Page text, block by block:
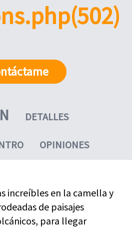
DETALLES
OPINIONES
increíbles en la camella y
de paisajes
para llegar